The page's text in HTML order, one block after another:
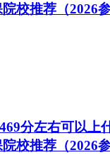
校推荐（2026参
分左右可以上
校推荐（2026参